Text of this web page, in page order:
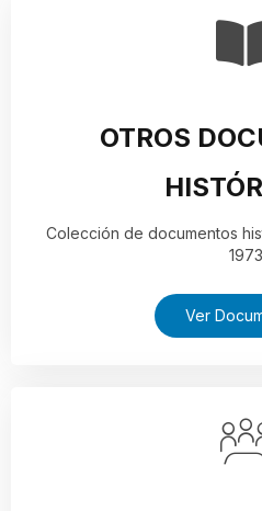
OTROS
Colección de documentos
1973
Ver